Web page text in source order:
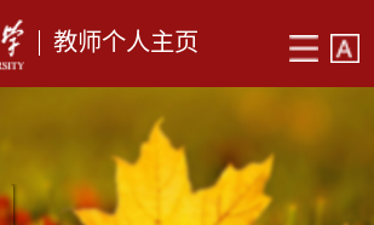
教师个人主页